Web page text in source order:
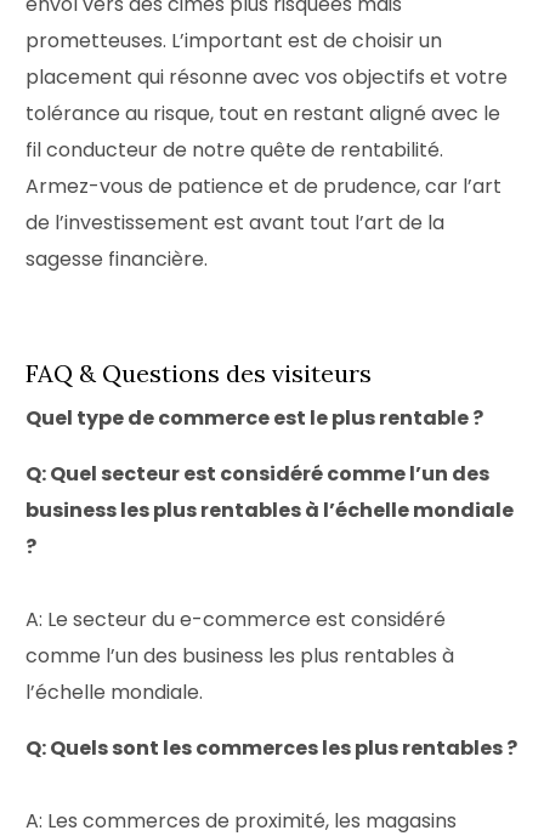
prometteuses. L’important est de choisir un
placement qui résonne avec vos objectifs et votre
tolérance au risque, tout en restant aligné avec le
fil conducteur de notre quête de rentabilité.
Armez-vous de patience et de prudence, car l’art
de l’investissement est avant tout l’art de la
sagesse financière.
FAQ & Questions des visiteurs
Quel type de commerce est le plus rentable ?
Q: Quel secteur est considéré comme l’un des
business les plus rentables à l’échelle mondiale
?
A: Le secteur du e-commerce est considéré
comme l’un des business les plus rentables à
l’échelle mondiale.
Q: Quels sont les commerces les plus rentables ?
A: Les commerces de proximité, les magasins